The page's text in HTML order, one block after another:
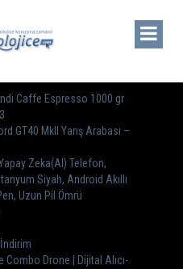
Caffe Espresso 1000 gr
GT40 MkII Yarış Arabası –
Zeka(AI) Telefon,
Siyah, Android Akıllı
Uzun Pil Ömrü
Drone | Dijital Alıcı-